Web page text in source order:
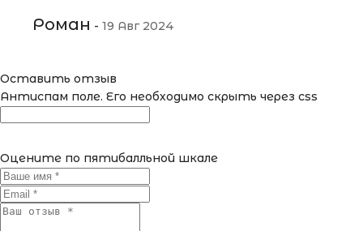
Роман - 19 Авг 2024
Оставить отзыв
Антиспам поле. Его необходимо скрыть через css
Оцените по пятибалльной шкале